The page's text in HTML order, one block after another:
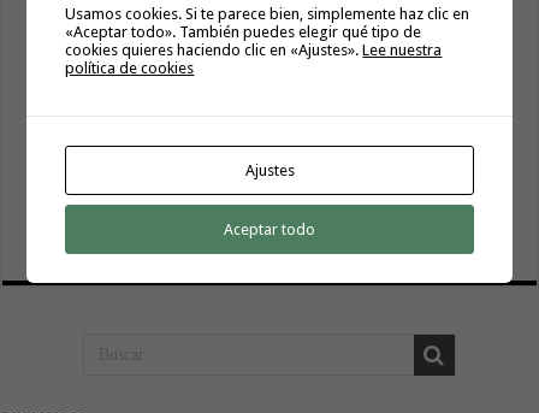
El servicio informativo itinerante de ‘La Gomera
Acompaña’ llega este lunes a Hermigua
8 agosto, 2026
miércoles 12 de agosto del 2026
8 agosto, 2026
El Cabildo inicia la fase final de la adecuación del entorno
de La Rajita con la pavimentación de los aparcamientos
Usamos cookies. Si te parece bien, simplemente haz clic en
«Aceptar todo». También puedes elegir qué tipo de
cookies quieres haciendo clic en «Ajustes».Lee nuestra
política de cookies
Ajustes
Aceptar todo